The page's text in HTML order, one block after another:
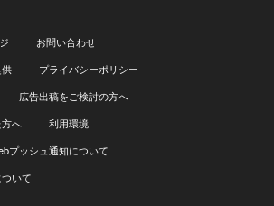
お問い合わせ
プライバシーポリシー
広告出稿をご検討の方へ
へ
利用環境
プッシュ通知について
いて